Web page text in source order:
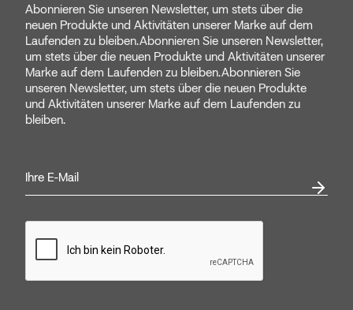
Abonnieren Sie unseren Newsletter, um stets über die
neuen Produkte und Aktivitäten unserer Marke auf dem
Laufenden zu bleiben.Abonnieren Sie unseren Newsletter,
um stets über die neuen Produkte und Aktivitäten unserer
Marke auf dem Laufenden zu bleiben.Abonnieren Sie
unseren Newsletter, um stets über die neuen Produkte
und Aktivitäten unserer Marke auf dem Laufenden zu
bleiben.